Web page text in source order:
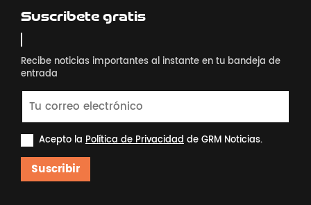
Suscribete gratis
Recibe noticias importantes al instante en tu bandeja de
entrada
Acepto la Política de Privacidadde GRM Noticias.
Suscribir